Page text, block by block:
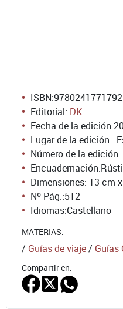
ISBN:9780241771792
Editorial: DK
Fecha de la edición:
Lugar de la edición:
Número de la edición:
Encuadernación:
Dimensiones: 13 cm
Nº Pág.:512
Idiomas:Castellano
MATERIAS:
/ Guías de viaje/ Guías
Compartir en: